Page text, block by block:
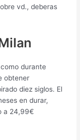
vd., deberas
durante
obtener
diez siglos. El
en durar,
a 24,99€